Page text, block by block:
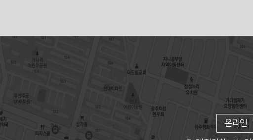
온라